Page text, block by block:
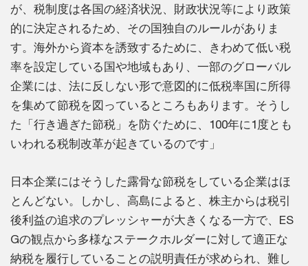
が、税制度は各国の経済状況、財政状況等により政策
的に決定されるため、その国独自のルールがありま
す。海外から資本を誘致するために、きわめて低い税
率を設定している国や地域もあり、一部のグローバル
企業には、法に反しない形で意図的に低税率国に所得
を集めて節税を図っているところもあります。そうし
た「行き過ぎた節税」を防ぐために、100年に1度とも
いわれる税制改革が起きているのです」
日本企業にはそうした露骨な節税をしている企業はほ
とんどない。しかし、高島によると、株主からは税引
後利益の追求のプレッシャーが大きくなる一方で、ES
Gの観点から多様なステークホルダーに対して適正な
納税を履行していることの説明責任が求められ、難し